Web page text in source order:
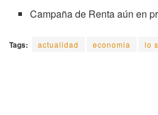
Campaña de Renta aún en
Tags: actualidad economia lo